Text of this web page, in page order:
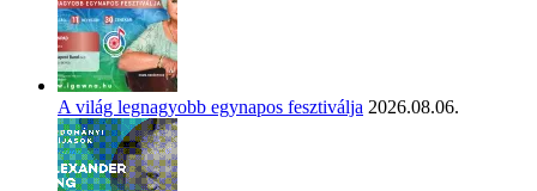
A világ legnagyobb egynapos fesztiválja 2026.08.06.